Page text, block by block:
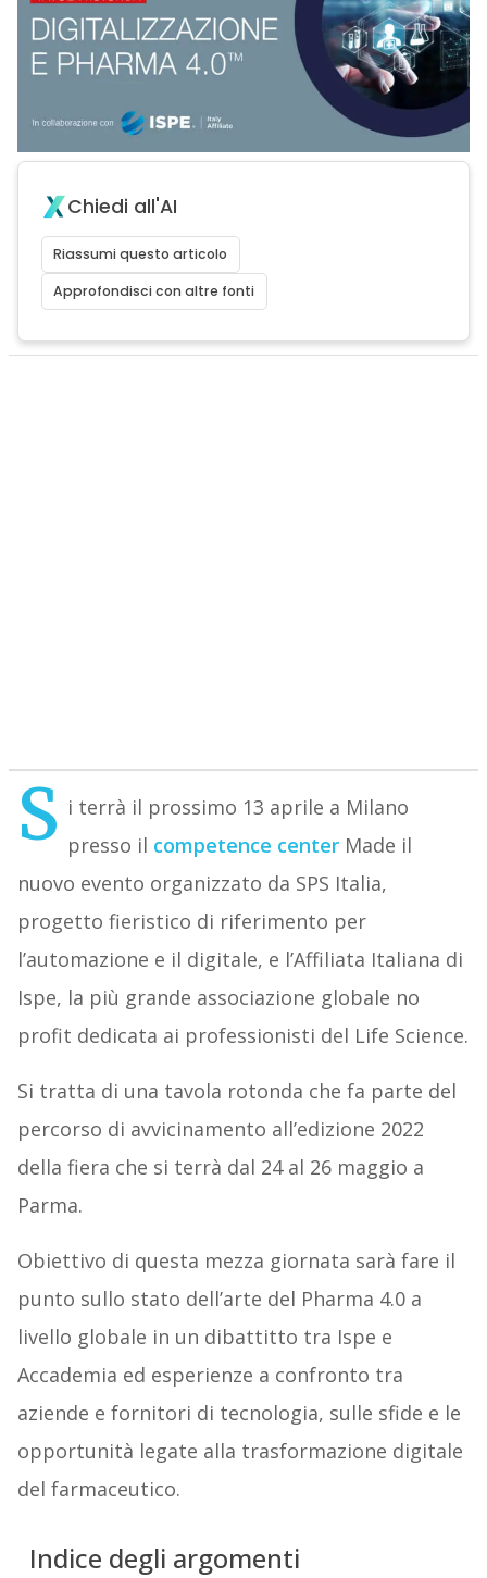
Chiedi all'AI
Riassumi questo articolo
Approfondisci con altre fonti
S i terrà il prossimo 13 aprile a Milano
presso il competence centerMade il
nuovo evento organizzato da SPS Italia,
progetto fieristico di riferimento per
l’automazione e il digitale, e l’Affiliata Italiana di
Ispe, la più grande associazione globale no
profit dedicata ai professionisti del Life Science.
Si tratta di una tavola rotonda che fa parte del
percorso di avvicinamento all’edizione 2022
della fiera che si terrà dal 24 al 26 maggio a
Parma.
Obiettivo di questa mezza giornata sarà fare il
punto sullo stato dell’arte del Pharma 4.0 a
livello globale in un dibattitto tra Ispe e
Accademia ed esperienze a confronto tra
aziende e fornitori di tecnologia, sulle sfide e le
opportunità legate alla trasformazione digitale
del farmaceutico.
Indice degli argomenti